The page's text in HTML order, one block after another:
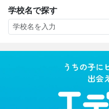
学校名で探す